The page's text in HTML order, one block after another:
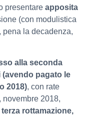
presentare apposita
(con modulistica
, pena la decadenza,
alla seconda
pagato le
2018), con rate
novembre 2018,
rottamazione,